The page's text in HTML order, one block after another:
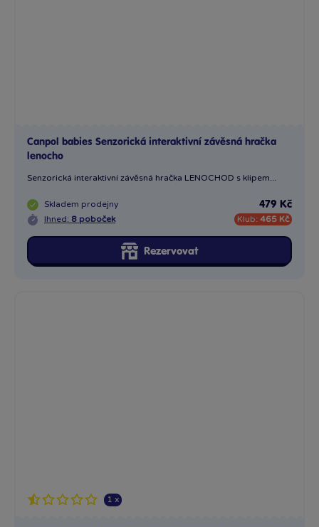
Canpol babies Senzorická interaktivní závěsná hračka
lenocho
Senzorická interaktivní závěsná hračka LENOCHOD s klipem...
Skladem prodejny
Ihned: 8 poboček
479 Kč
Klub: 465 Kč
Rezervovat
1 x